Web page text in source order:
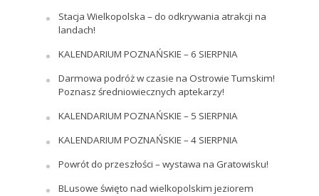
Stacja Wielkopolska – do odkrywania atrakcji na
landach!
KALENDARIUM POZNAŃSKIE – 6 SIERPNIA
Darmowa podróż w czasie na Ostrowie Tumskim!
Poznasz średniowiecznych aptekarzy!
KALENDARIUM POZNAŃSKIE – 5 SIERPNIA
KALENDARIUM POZNAŃSKIE – 4 SIERPNIA
Powrót do przeszłości – wystawa na Gratowisku!
BLusowe święto nad wielkopolskim jeziorem